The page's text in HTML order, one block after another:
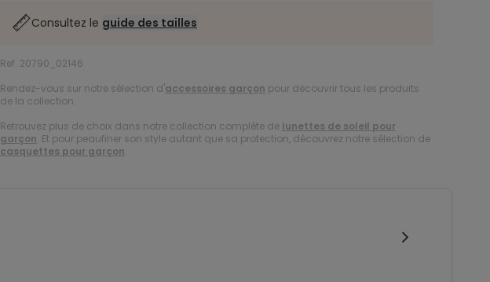
Consultez le guide des tailles
Ref. 20790_02146
Rendez-vous sur notre sélection d'accessoires garçon pour découvrir tous les produits
de la collection.
Retrouvez plus de choix dans notre collection complète de lunettes de soleil pour
garçon. Et pour peaufiner son style autant que sa protection, découvrez notre sélection de
casquettes pour garçon.